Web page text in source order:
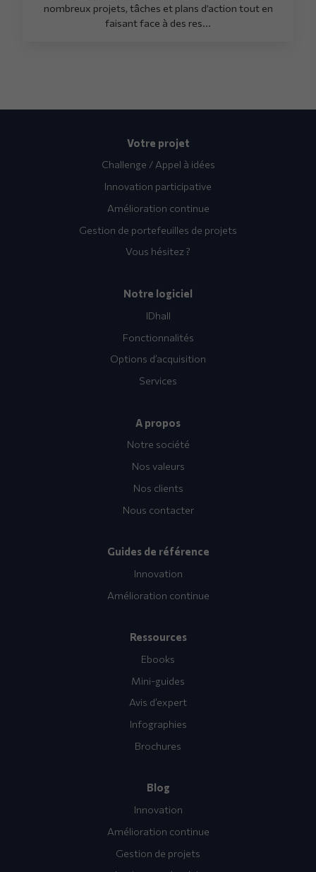
nombreux projets, tâches et plans d’action tout en
faisant face à des res...
Votre projet
Challenge / Appel à idées
Innovation participative
Amélioration continue
Gestion de portefeuilles de projets
Vous hésitez ?
Notre logiciel
IDhall
Fonctionnalités
Options d’acquisition
Services
A propos
Notre société
Nos valeurs
Nos clients
Nous contacter
Guides de référence
Innovation
Amélioration continue
Ressources
Ebooks
Mini-guides
Avis d’expert
Infographies
Brochures
Blog
Innovation
Amélioration continue
Gestion de projets